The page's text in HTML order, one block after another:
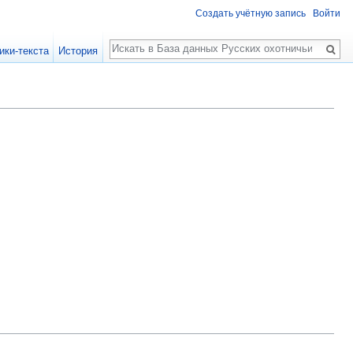
Создать учётную запись Войти
текста История
Поиск